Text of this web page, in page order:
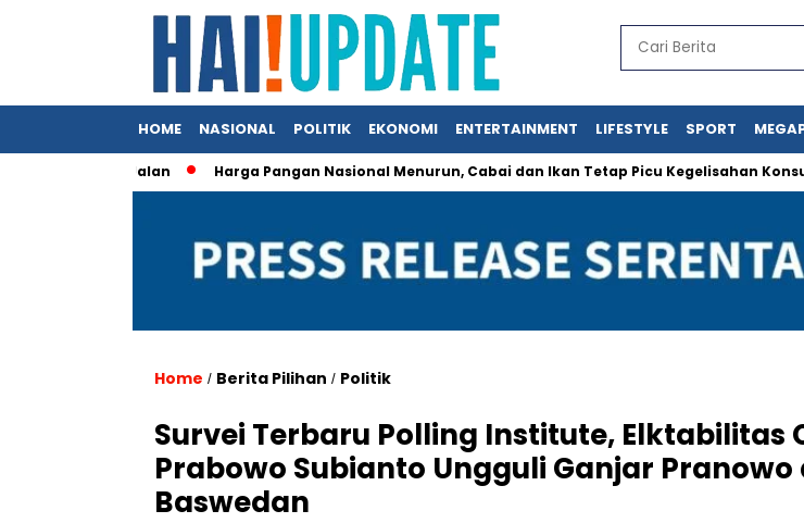
HOME NASIONAL POLITIK EKONOMI ENTERTAINMENT LIFESTYLE SPORT
Harga Pangan Nasional Menurun, Cabai dan Ikan Tetap Picu Kegelisahan Konsumen
Home / Berita Pilihan / Politik
Survei Terbaru Polling Institute, Elktabilitas
Prabowo Subianto Ungguli Ganjar Pranowo
Baswedan